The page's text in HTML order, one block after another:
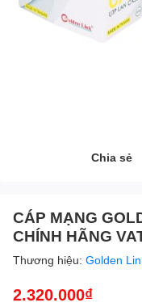
Chia sẻ
CÁP MẠNG
CHÍNH HÃNG
Thương hiệu: Golden
2.320.000₫